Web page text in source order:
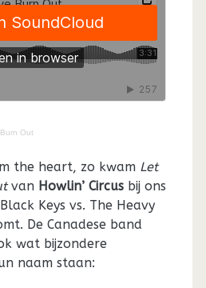
Out
the heart, zo kwam Let
van Howlin’ Circusbij ons
Keys vs. The Heavy
De Canadese band
wat bijzondere
naam staan: